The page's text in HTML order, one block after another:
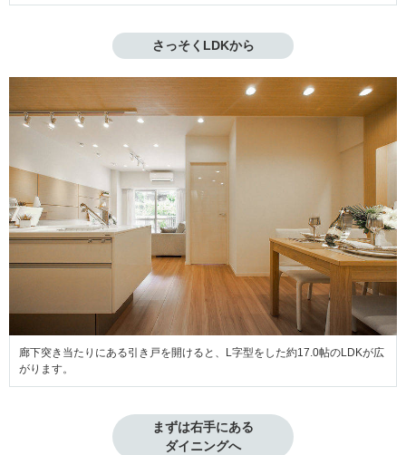
さっそくLDKから
廊下突き当たりにある引き戸を開けると、L字型をした約17.0帖のLDKが広
がります。
まずは右手にある
ダイニングへ